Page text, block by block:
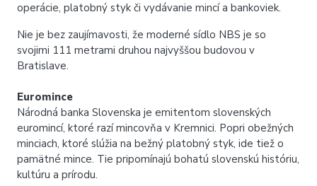
operácie, platobný styk či vydávanie mincí a bankoviek.
Nie je bez zaujímavosti, že moderné sídlo NBS je so
svojimi 111 metrami druhou najvyššou budovou v
Bratislave.
Euromince
Národná banka Slovenska je emitentom slovenských
euromincí, ktoré razí mincovňa v Kremnici. Popri obežných
minciach, ktoré slúžia na bežný platobný styk, ide tiež o
pamätné mince. Tie pripomínajú bohatú slovenskú históriu,
kultúru a prírodu.